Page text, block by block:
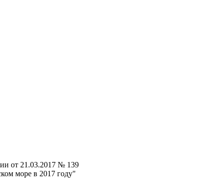
от 21.03.2017 № 139
море в 2017 году"